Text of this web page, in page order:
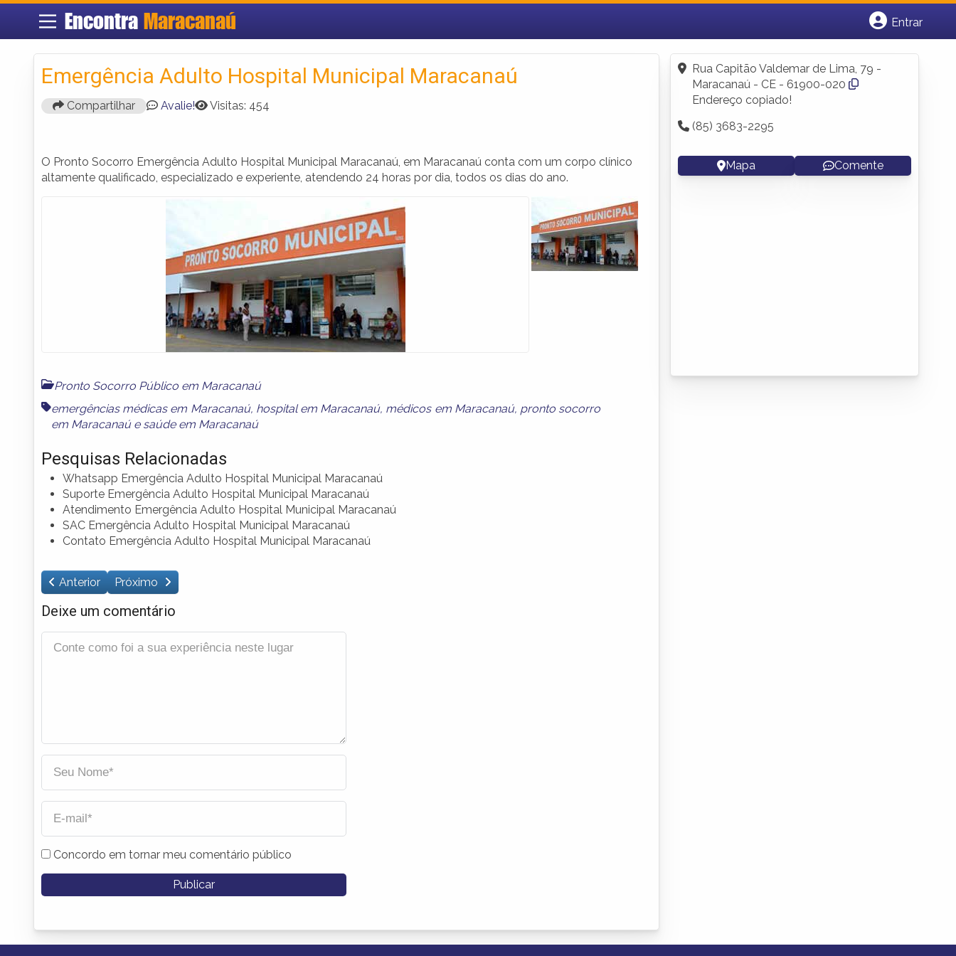
Encontra Maracanaú
Entrar
Fazer login
Criar conta
Emergência Adulto Hospital Municipal Maracanaú
Compartilhar Avalie! Visitas: 454
O Pronto Socorro Emergência Adulto Hospital Municipal Maracanaú, em Maracanaú conta com um corpo clínico
altamente qualificado, especializado e experiente, atendendo 24 horas por dia, todos os dias do ano.
Pronto Socorro Público em Maracanaú
emergências médicas em Maracanaú, hospital em Maracanaú, médicos em Maracanaú, pronto socorro
em Maracanaúe saúde em Maracanaú
Pesquisas Relacionadas
Whatsapp Emergência Adulto Hospital Municipal Maracanaú
Suporte Emergência Adulto Hospital Municipal Maracanaú
Atendimento Emergência Adulto Hospital Municipal Maracanaú
SAC Emergência Adulto Hospital Municipal Maracanaú
Contato Emergência Adulto Hospital Municipal Maracanaú
Anterior Próximo
Deixe um comentário
Concordo em tornar meu comentário público
Rua Capitão Valdemar de Lima, 79 -
Maracanaú - CE - 61900-020
Endereço copiado!
(85) 3683-2295
Mapa Comente